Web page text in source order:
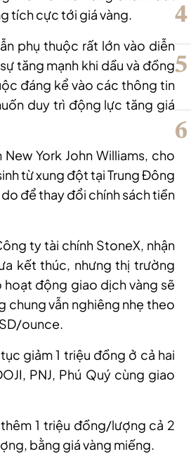
tích cực tới giá vàng.
phụ thuộc rất lớn vào diễn
tăng mạnh khi dầu và đồng
đáng kể vào các thông tin
duy trì động lực tăng giá
York John Williams, cho
từ xung đột tại Trung Đông
để thay đổi chính sách tiền
ty tài chính StoneX, nhận
kết thúc, nhưng thị trường
động giao dịch vàng sẽ
chung vẫn nghiêng nhẹ theo
ounce.
giảm 1 triệu đồng ở cả hai
PNJ, Phú Quý cùng giao
thêm1 triệu đồng/lượng cả 2
bằng giá vàng miếng.
4
5
6